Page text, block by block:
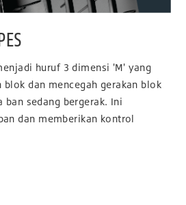
huruf 3 dimensi 'M' yang
blok dan mencegah gerakan blok
sedang bergerak. Ini
dan memberikan kontrol